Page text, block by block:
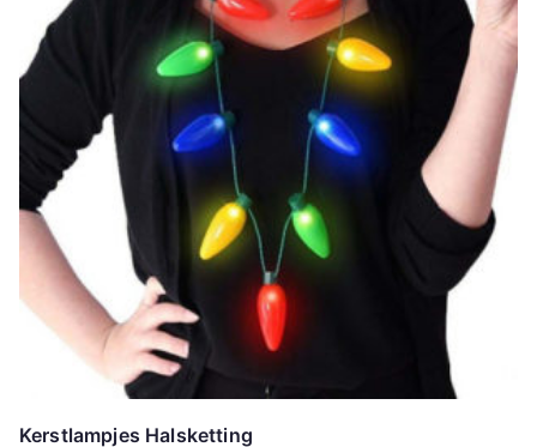
Kerstlampjes Halsketting